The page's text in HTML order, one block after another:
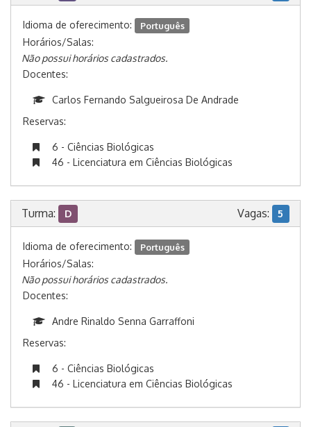
Idioma de oferecimento: Português
Horários/Salas:
Não possui horários cadastrados.
Docentes:
Carlos Fernando Salgueirosa De Andrade
Reservas:
6 - Ciências Biológicas
46 - Licenciatura em Ciências Biológicas
Turma: D Vagas: 5
Idioma de oferecimento: Português
Horários/Salas:
Não possui horários cadastrados.
Docentes:
Andre Rinaldo Senna Garraffoni
Reservas:
6 - Ciências Biológicas
46 - Licenciatura em Ciências Biológicas